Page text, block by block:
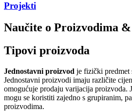
Projekti
Naučite o Proizvodima &
Tipovi proizvoda
Jednostavni proizvod je fizički
Jednostavni proizvodi imaju različite
omogućuje prodaju varijacija proizvoda.
mogu se koristiti zajedno s grupiranim,
proizvodima.